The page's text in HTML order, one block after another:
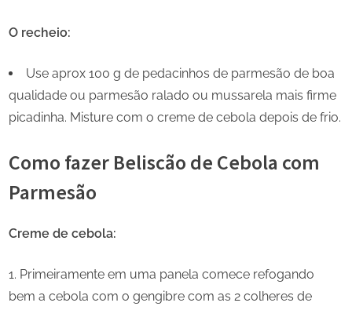
O recheio:
Use aprox 100 g de pedacinhos de parmesão de boa
qualidade ou parmesão ralado ou mussarela mais firme
picadinha. Misture com o creme de cebola depois de frio.
Como fazer Beliscão de Cebola com
Parmesão
Creme de cebola:
Primeiramente em uma panela comece refogando
bem a cebola com o gengibre com as 2 colheres de